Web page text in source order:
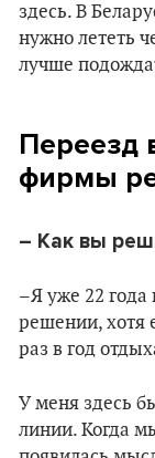
здесь. В
нужно лететь
лучше
Переезд
фирмы
– Как вы
–Я уже 22
решении, хотя
раз в год
У меня здесь
линии. Когда